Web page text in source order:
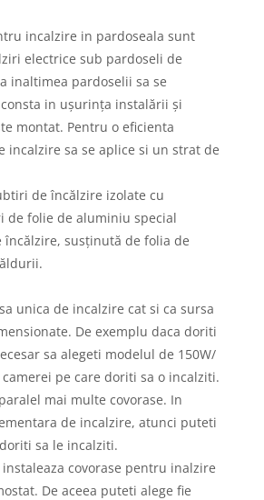
incalzire in pardoseala sunt
electrice sub pardoseli de
inaltimea pardoselii sa se
in ușurința instalării și
montat. Pentru o eficienta
incalzire sa se aplice si un strat de
de încălzire izolate cu
folie de aluminiu special
susținută de folia de
unica de incalzire cat si ca sursa
De exemplu daca doriti
sa alegeti modelul de 150W/
pe care doriti sa o incalziti.
mai multe covorase. In
de incalzire, atunci puteti
sa le incalziti.
covorase pentru inalzire
De aceea puteti alege fie